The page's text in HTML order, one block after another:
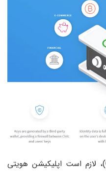
برای شروع کار با سیویک (Civic)، لازم است اپلیکیشن هویتی